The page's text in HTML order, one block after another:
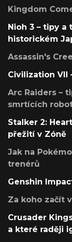
Kingdom
Nioh 3 – tipy
historickém
Assassin's
Civilization VII
Arc Raiders –
smrtících
Stalker 2:
přežití v Zóně
Jak na
trenérů
Genshin
Za koho začít
Crusader
a které raději